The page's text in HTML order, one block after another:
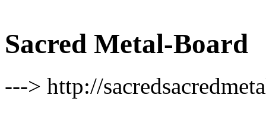
Sacred Metal-Board
---> http://